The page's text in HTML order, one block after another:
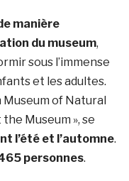
manière
du museum,
sous l’immense
et les adultes.
Museum of Natural
Museum », se
l’été et l’automne.
personnes.